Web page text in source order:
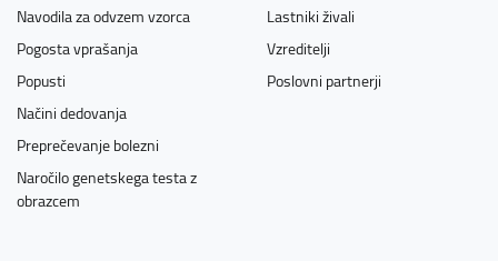
Navodila za odvzem vzorca
Pogosta vprašanja
Popusti
Načini dedovanja
Preprečevanje bolezni
Naročilo genetskega testa z
obrazcem
Lastniki živali
Vzreditelji
Poslovni partnerji